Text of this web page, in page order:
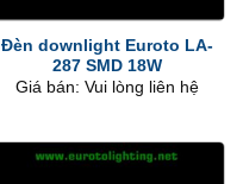
Đèn downlight Euroto LA-
287 SMD 18W
Giá bán: Vui lòng liên hệ